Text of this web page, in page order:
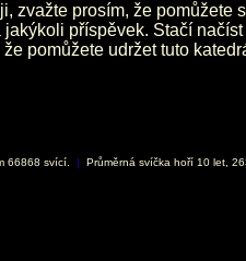
zvažte prosím, že pomůžete
příspěvek. Stačí
pomůžete udržet tuto
66868 svící. | Průměrná svíčka hoří 10 let,